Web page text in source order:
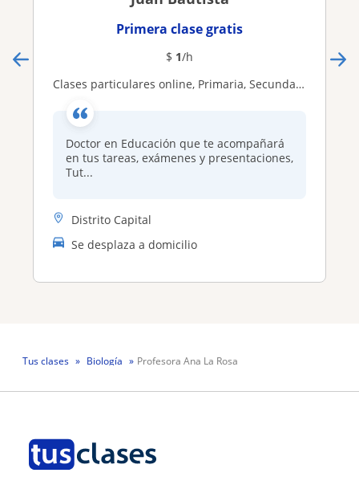
Primera clase gratis
$ 1/h
Clases particulares online, Primaria, Secundaria y Universitaria. Tutor de Tesis de Especialización, Maestría y Doctorado
Doctor en Educación que te acompañará
en tus tareas, exámenes y presentaciones,
Tut...
Distrito Capital
Se desplaza a domicilio
Tus clases Biología Profesora Ana La Rosa